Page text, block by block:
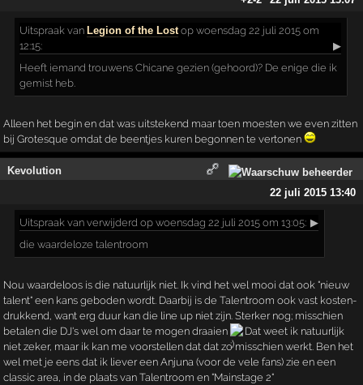
Uitspraak van Legion of the Lostop woensdag 22 juli 2015 om
12:15:
▶
Heeft iemand trouwens Chicane gezien (gehoord)? De enige die ik
gemist heb.
Alleen het begin en dat was uitstekend maar toen moesten we even zitten
bij Grotesque omdat de beentjes kuren begonnen te vertonen
Kevolution
22 juli 2015 13:40
Uitspraak van verwijderd op woensdag 22 juli 2015 om 13:05: ▶
die waardeloze talentroom
Nou waardeloos is die natuurlijk niet. Ik vind het wel mooi dat ook "nieuw
talent" een kans geboden wordt. Daarbij is de Talentroom ook vast kosten-
drukkend, want erg duur kan die line up niet zijn. Sterker nog; misschien
betalen die DJ's wel om daar te mogen draaien
Dat weet ik natuurlijk
niet zeker, maar ik kan me voorstellen dat dat zo misschien werkt. Ben het
wel met je eens dat ik liever een Anjuna (voor de vele fans) zie en een
classic area, in de plaats van Talentroom en "Mainstage 2"